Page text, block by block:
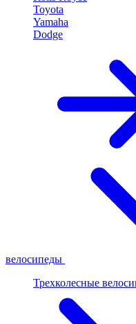
Toyota
Yamaha
Dodge
велосипеды
Трехколесные